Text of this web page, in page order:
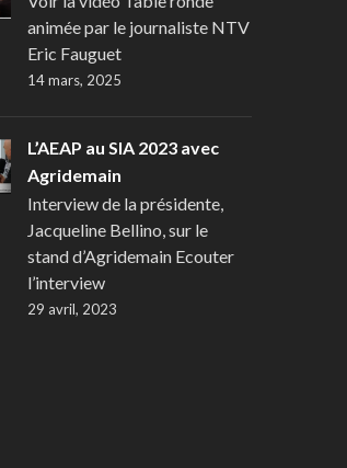
animée par le journaliste NTV
Eric Fauguet
14 mars, 2025
L’AEAP au SIA 2023 avec
Agridemain
Interview de la présidente,
Jacqueline Bellino, sur le
stand d’Agridemain Ecouter
l’interview
29 avril, 2023